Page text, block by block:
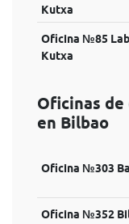
Kutxa
Oficina №85
Kutxa
Oficinas
en Bilbao
Oficina №303
Oficina №352